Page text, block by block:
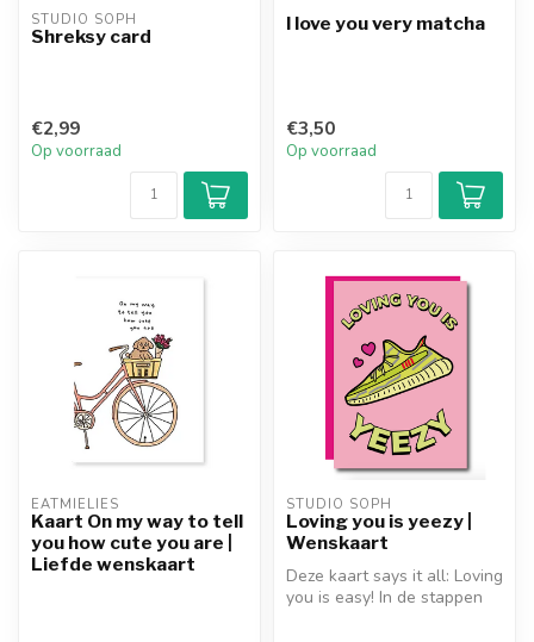
STUDIO SOPH
Shreksy card
€2,99
Op voorraad
I love you very matcha
€3,50
Op voorraad
EATMIELIES
Kaart On my way to tell
you how cute you are |
Liefde wenskaart
STUDIO SOPH
Loving you is yeezy |
Wenskaart
Deze kaart says it all: Loving
you is easy! In de stappen